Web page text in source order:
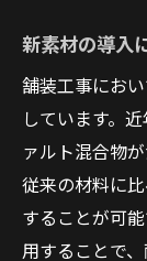
プロ
ン
リア
プロ
環境に優
望
新素材の導入
舗装工事にお
しています。
ァルト混合物
従来の材料に
することが可
用することで